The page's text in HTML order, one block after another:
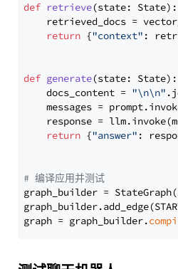
def retrieve(state: State):
retrieved_docs =
return {"context" :
def generate(state: State):
    docs_content =
"\n\n"
messages =
response =
return {"answer" :
# 编译应用并测试
graph_builder =
graph = graph_builder.